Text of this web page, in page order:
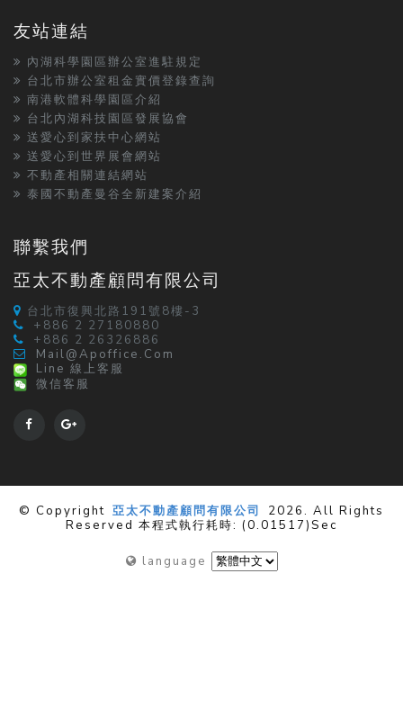
友站連結
內湖科學園區辦公室進駐規定
台北市辦公室租金實價登錄查詢
南港軟體科學園區介紹
台北內湖科技園區發展協會
送愛心到家扶中心網站
送愛心到世界展會網站
不動產相關連結網站
泰國不動產曼谷全新建案介紹
聯繫我們
亞太不動產顧問有限公司
台北市復興北路191號8樓-3
+886 2 27180880
+886 2 26326886
Mail@apoffice.com
Line 線上客服
微信客服
© Copyright 亞太不動產顧問有限公司
2026. All Rights
Reserved 本程式執行耗時: (0.01517)sec
language